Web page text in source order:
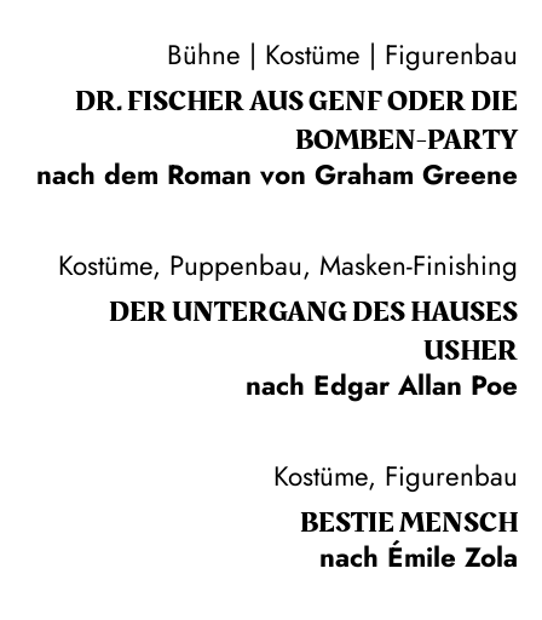
Bühne | Kostüme | Figurenbau
DR. FISCHER AUS GENF ODER DIE
BOMBEN-PARTY
nach dem Roman von Graham Greene
Kostüme, Puppenbau, Masken-Finishing
DER UNTER­GANG DES HAUSES
USHER
nach Edgar Allan Poe
Kostüme, Figurenbau
BESTIE MENSCH
nach Émile Zola